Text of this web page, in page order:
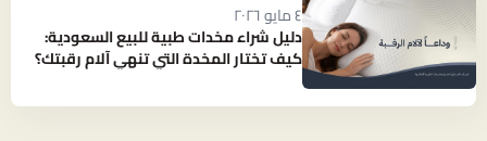
٤ مايو ٢٠٢٦
دليل شراء مخدات طبية للبيع السعودية:
كيف تختار المخدة التي تنهي آلام رقبتك؟